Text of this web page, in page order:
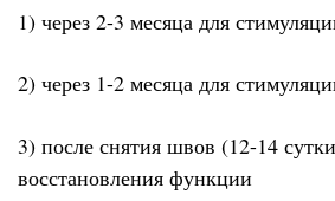
1) через 2-3 месяца для
2) через 1-2 месяца для
3) после снятия швов (12-14
восстановления функции